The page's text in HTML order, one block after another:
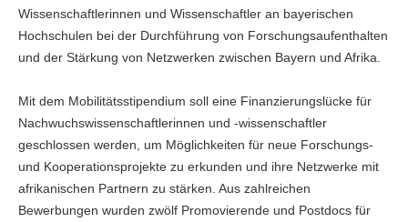
Wissenschaftlerinnen und Wissenschaftler an bayerischen
Hochschulen bei der Durchführung von Forschungsaufenthalten
und der Stärkung von Netzwerken zwischen Bayern und Afrika.
Mit dem Mobilitätsstipendium soll eine Finanzierungslücke für
Nachwuchswissenschaftlerinnen und -wissenschaftler
geschlossen werden, um Möglichkeiten für neue Forschungs-
und Kooperationsprojekte zu erkunden und ihre Netzwerke mit
afrikanischen Partnern zu stärken. Aus zahlreichen
Bewerbungen wurden zwölf Promovierende und Postdocs für